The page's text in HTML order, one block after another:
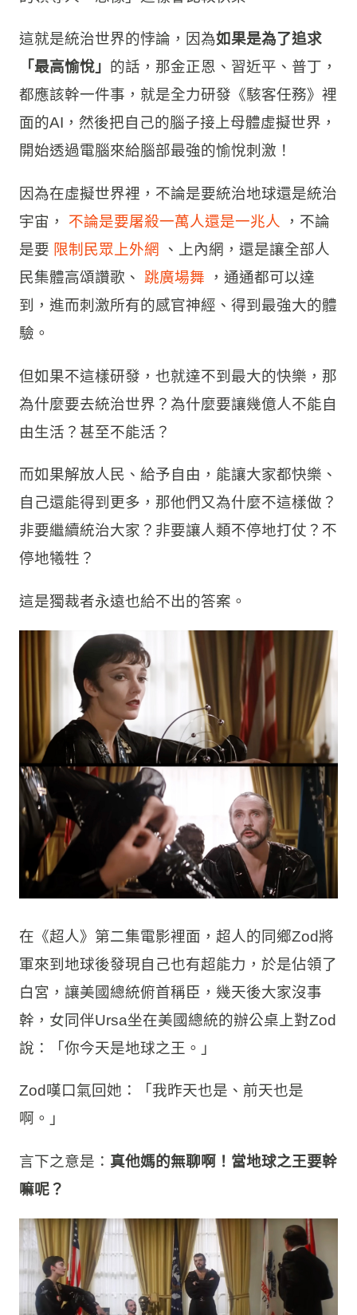
這就是統治世界的悖論，因為如果是為了追求
「最高愉悅」 的話，那金正恩、習近平、普丁，
都應該幹一件事，就是全力研發《駭客任務》裡
面的AI，然後把自己的腦子接上母體虛擬世界，
開始透過電腦來給腦部最強的愉悅刺激！
因為在虛擬世界裡，不論是要統治地球還是統治
宇宙，
不論是要屠殺一萬人還是一兆人
，不論
是要 限制民眾上外網
、上內網，還是讓全部人
民集體高頌讚歌、
跳廣場舞
，通通都可以達
到，進而刺激所有的感官神經、得到最強大的體
驗。
但如果不這樣研發，也就達不到最大的快樂，那
為什麼要去統治世界？為什麼要讓幾億人不能自
由生活？甚至不能活？
而如果解放人民、給予自由，能讓大家都快樂、
自己還能得到更多，那他們又為什麼不這樣做？
非要繼續統治大家？非要讓人類不停地打仗？不
停地犧牲？
這是獨裁者永遠也給不出的答案。
在《超人》第二集電影裡面，超人的同鄉Zod將
軍來到地球後發現自己也有超能力，於是佔領了
白宮，讓美國總統俯首稱臣，幾天後大家沒事
幹，女同伴Ursa坐在美國總統的辦公桌上對Zod
說：「你今天是地球之王。」
Zod嘆口氣回她：「我昨天也是、前天也是
啊。」
言下之意是： 真他媽的無聊啊！當地球之王要幹
嘛呢？